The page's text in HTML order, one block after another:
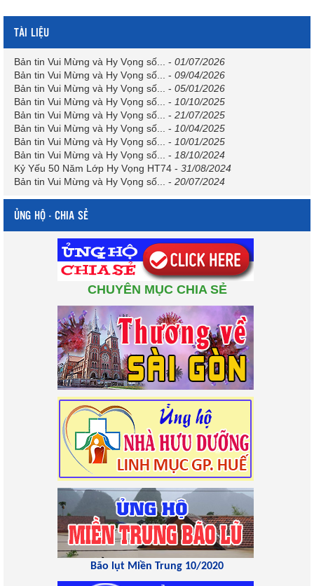
TÀI LIỆU
Bản tin Vui Mừng và Hy Vọng số... - 01/07/2026
Bản tin Vui Mừng và Hy Vọng số... - 09/04/2026
Bản tin Vui Mừng và Hy Vọng số... - 05/01/2026
Bản tin Vui Mừng và Hy Vọng số... - 10/10/2025
Bản tin Vui Mừng và Hy Vọng số... - 21/07/2025
Bản tin Vui Mừng và Hy Vọng số... - 10/04/2025
Bản tin Vui Mừng và Hy Vọng số... - 10/01/2025
Bản tin Vui Mừng và Hy Vọng số... - 18/10/2024
Kỷ Yếu 50 Năm Lớp Hy Vọng HT74 - 31/08/2024
Bản tin Vui Mừng và Hy Vọng số... - 20/07/2024
ỦNG HỘ - CHIA SẺ
CHUYÊN MỤC CHIA SẺ
Bão lụt Miền Trung 10/2020